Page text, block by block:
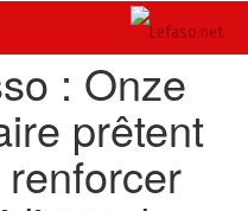
: Onze
prêtent